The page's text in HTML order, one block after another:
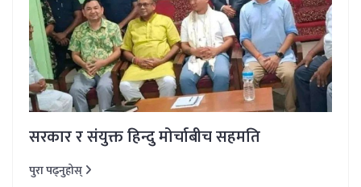
सरकार र संयुक्त हिन्दु मोर्चाबीच सहमति
पुरा पढ्नुहोस्